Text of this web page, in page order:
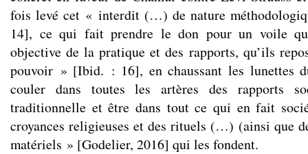
fois levé cet « interdit (…) de nature
14], ce qui fait prendre le don pour un voile
objective de la pratique et des rapports, qu’ils
pouvoir » [Ibid. : 16], en chaussant les lunettes
couler dans toutes les artères des rapports
traditionnelle et être dans tout ce qui en fait
croyances religieuses et des rituels (…) (ainsi que
matériels » [Godelier, 2016] qui les fondent.